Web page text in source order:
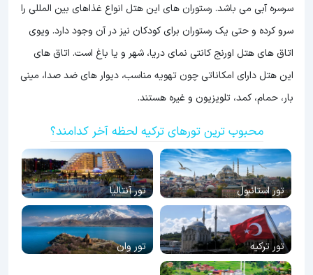
سرسره آبی می باشد. رستوران های این هتل انواع غذاهای بین المللی را
سرو کرده و حتی یک رستوران برای کودکان نیز در آن وجود دارد. ویوی
اتاق های هتل اورنج کانتی نمای دریا، شهر و یا باغ است. اتاق های
این هتل دارای امکاناتی چون تهویه مناسب، دیوار های ضد صدا، مینی
بار، حمام، کمد، تلویزیون و غیره هستند.
محبوب ترین تورهای ترکیه لحظه آخر کدامند؟
تور استانبول تور آنتالیا
تور ترکیه تور وان